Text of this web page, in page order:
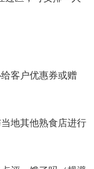
客户优惠券或赠
地其他熟食店进行